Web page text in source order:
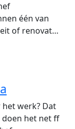
één van
of renovat…
werk? Dat
doen het net ff